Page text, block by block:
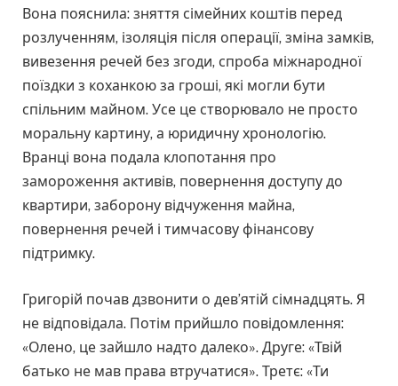
Вона пояснила: зняття сімейних коштів перед
розлученням, ізоляція після операції, зміна замків,
вивезення речей без згоди, спроба міжнародної
поїздки з коханкою за гроші, які могли бути
спільним майном. Усе це створювало не просто
моральну картину, а юридичну хронологію.
Вранці вона подала клопотання про
замороження активів, повернення доступу до
квартири, заборону відчуження майна,
повернення речей і тимчасову фінансову
підтримку.
Григорій почав дзвонити о дев’ятій сімнадцять. Я
не відповідала. Потім прийшло повідомлення:
«Олено, це зайшло надто далеко». Друге: «Твій
батько не мав права втручатися». Третє: «Ти